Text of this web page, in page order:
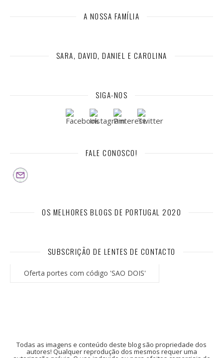
A NOSSA FAMÍLIA
SARA, DAVID, DANIEL E CAROLINA
SIGA-NOS
FALE CONOSCO!
OS MELHORES BLOGS DE PORTUGAL 2020
SUBSCRIÇÃO DE LENTES DE CONTACTO
Oferta portes com código 'SAO DOIS'
Todas as imagens e conteúdo deste blog são propriedade dos
autores! Qualquer reprodução dos mesmos requer uma